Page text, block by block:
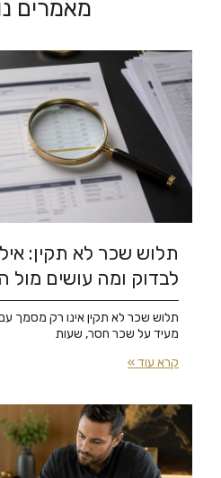
מאמרים
תלוש שכר לא תקין:
לבדוק ומה עושים מול
תלוש שכר לא תקין אינו רק מסמך
מעיד על שכר חסר, שעות
קרא עוד »